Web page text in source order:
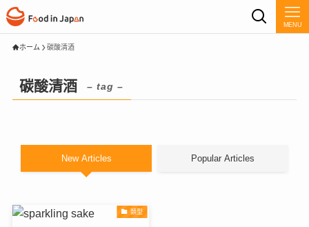
MENU
ホーム 碳酸清酒
碳酸清酒 – tag –
New Articles Popular Articles
類型